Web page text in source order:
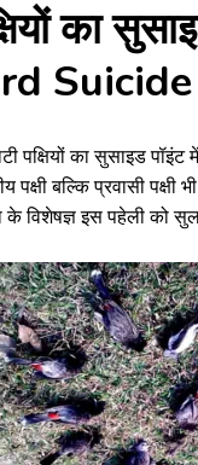
का
पक्षियों का सुसाइड
पक्षी बल्कि प्रवासी
के विशेषज्ञ इस पहेली को